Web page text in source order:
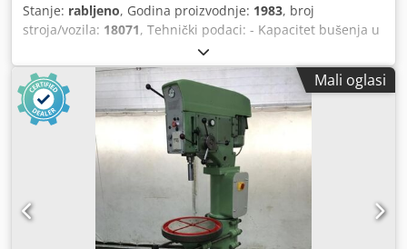
Stanje: rabljeno, Godina proizvodnje: 1983, broj
stroja/vozila: 18071, Tehnički podaci: - Kapacitet bušenja u
čeliku ST 60: 28 mm - Maksimalna mogućnost bušenja u
čeliku ST 60: 32 mm - Konus vretena za bušenje: MK 3 -
Hod vretena za bušenje: 180 mm - Broj okretaja vretena za
bušenje: kontinuirano podesiv - Stupanj 1: 130 - 480 o/min
- Stupanj 2: 480 - 1750 o/min - 3 pomaka: 0,1; 0,2; 0,3
mm/okret - Izbačaj: 290 mm - Maksimalna udaljenost stol -
bušačko vreteno: 620 mm - Stol s 2 T-utorima: 450 x 450
mm Crjdsy En I Hepfx Akaef - Visina se podešava pomoću
zupčaste letve i ručne poluge - Odvojeni sustav za
rashladnu tekućinu - Pogon: 400 V / 0,9 / 1,3 kW - Potrebni
prostor otprilike: Š 660 x V 1900 x D 700 mm - Težina
Mali oglasi